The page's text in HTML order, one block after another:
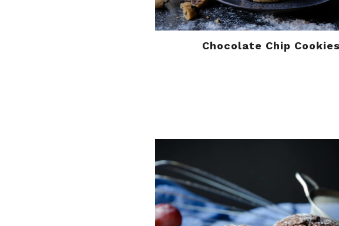
Chocolate Chip Cookies